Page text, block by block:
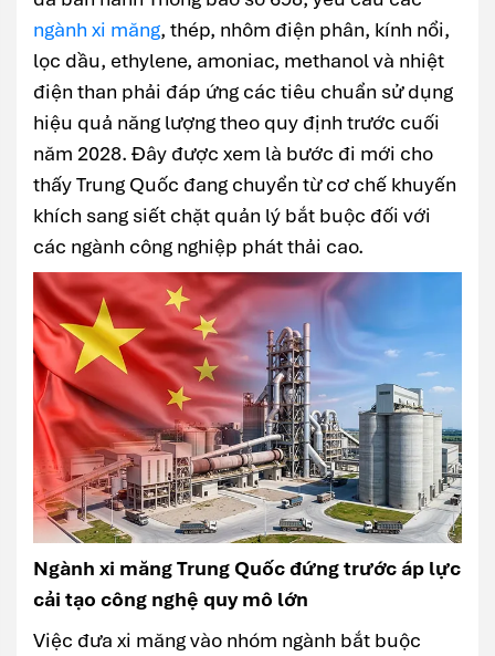
ngành xi măng, thép, nhôm điện phân, kính nổi,
lọc dầu, ethylene, amoniac, methanol và nhiệt
điện than phải đáp ứng các tiêu chuẩn sử dụng
hiệu quả năng lượng theo quy định trước cuối
năm 2028. Đây được xem là bước đi mới cho
thấy Trung Quốc đang chuyển từ cơ chế khuyến
khích sang siết chặt quản lý bắt buộc đối với
các ngành công nghiệp phát thải cao.
Ngành xi măng Trung Quốc đứng trước áp lực
cải tạo công nghệ quy mô lớn
Việc đưa xi măng vào nhóm ngành bắt buộc